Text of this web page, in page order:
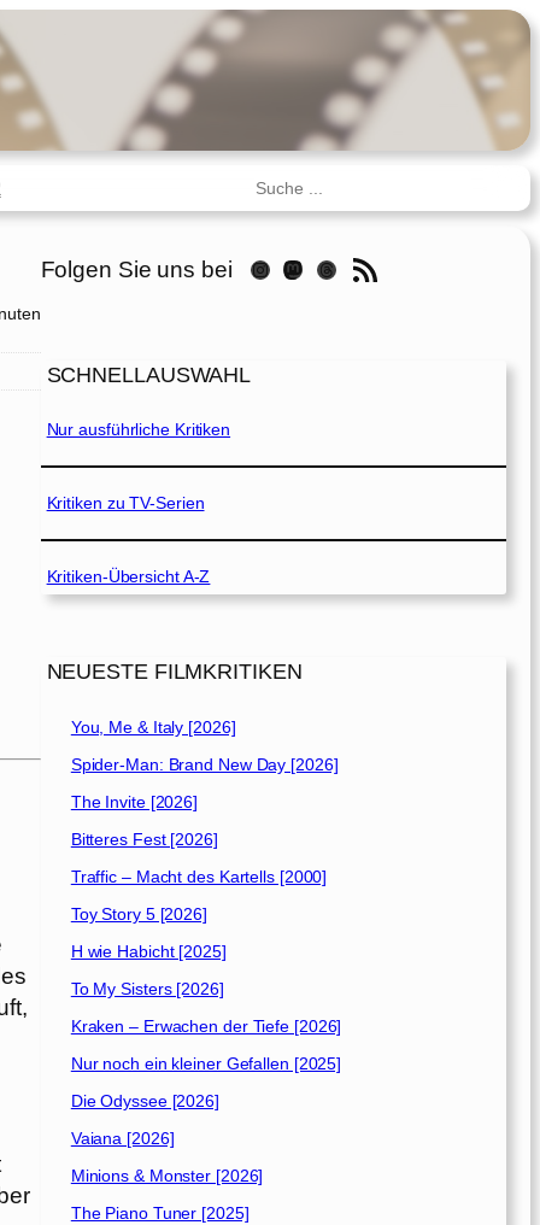
Suchen
Folgen Sie uns bei Instagram Mastodon Threads RSS-Feed
SCHNELLAUSWAHL
Nur ausführliche Kritiken
Kritiken zu TV-Serien
Kritiken-Übersicht A-Z
NEUESTE FILMKRITIKEN
You, Me & Italy [2026]
Spider-Man: Brand New Day [2026]
The Invite [2026]
Bitteres Fest [2026]
Traffic – Macht des Kartells [2000]
Toy Story 5 [2026]
H wie Habicht [2025]
To My Sisters [2026]
Kraken – Erwachen der Tiefe [2026]
Nur noch ein kleiner Gefallen [2025]
Die Odyssee [2026]
Vaiana [2026]
Minions & Monster [2026]
The Piano Tuner [2025]